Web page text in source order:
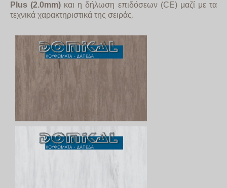
Plus (2.0mm) και η δήλωση επιδόσεων (CE) μαζί με τα
τεχνικά χαρακτηριστικά της σειράς.